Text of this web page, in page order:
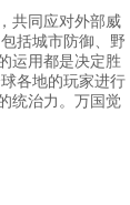
共同应对外部威
括城市防御、野
运用都是决定胜
各地的玩家进行
统治力。万国觉